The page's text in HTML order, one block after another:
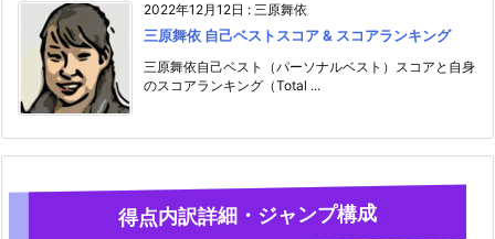
2022年12月12日 : 三原舞依
三原舞依 自己ベストスコア & スコアランキング
三原舞依自己ベスト（パーソナルベスト）スコアと自身
のスコアランキング（Total ...
得点内訳詳細・ジャンプ構成